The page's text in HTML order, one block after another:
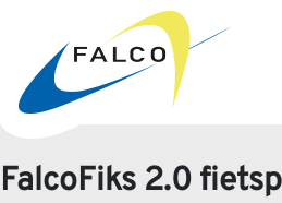
FalcoFiks 2.0